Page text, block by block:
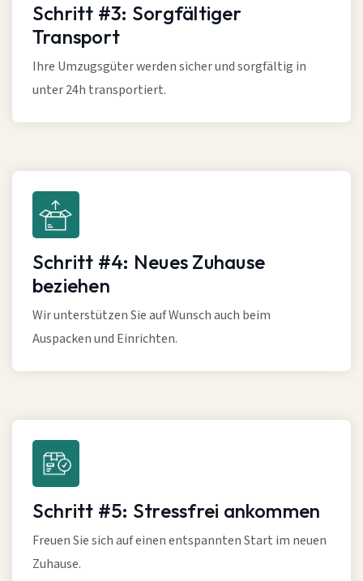
Schritt #3: Sorgfältiger
Transport
Ihre Umzugsgüter werden sicher und sorgfältig in
unter 24h transportiert.
Schritt #4: Neues Zuhause
beziehen
Wir unterstützen Sie auf Wunsch auch beim
Auspacken und Einrichten.
Schritt #5: Stressfrei ankommen
Freuen Sie sich auf einen entspannten Start im neuen
Zuhause.